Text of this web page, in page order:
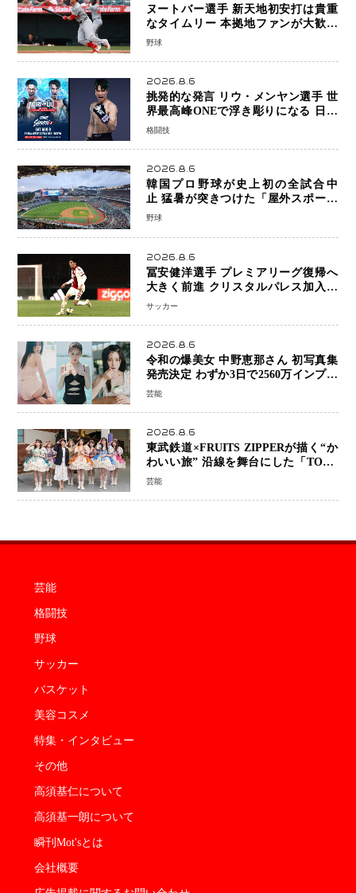
ヌートバー選手 新天地初安打は貴重
なタイムリー 本拠地ファンが大歓声
笑顔で歓喜
野球
2026.8.6
挑発的な発言 リウ・メンヤン選手 世
界最高峰ONEで浮き彫りになる 日本
キックボクシングが直面する“技術
格闘技
2026.8.6
韓国プロ野球が史上初の全試合中
止 猛暑が突きつけた「屋外スポーツ
の限界」 日本発のドーム型施設時代
野球
2026.8.6
冨安健洋選手 プレミアリーグ復帰へ
大きく前進 クリスタルパレス加入目
前 メディカルチェックも通過
サッカー
2026.8.6
令和の爆美女 中野恵那さん 初写真集
発売決定 わずか3日で2560万インプレ
ッションを記録した話題の美貌を凝縮
芸能
2026.8.6
東武鉄道×FRUITS ZIPPERが描く“か
わいい旅” 沿線を舞台にした「TOBU
KAWAII PROJECT」が開幕
芸能
芸能
格闘技
野球
サッカー
バスケット
美容コスメ
特集・インタビュー
その他
高須基仁について
高須基一朗について
瞬刊Mot'sとは
会社概要